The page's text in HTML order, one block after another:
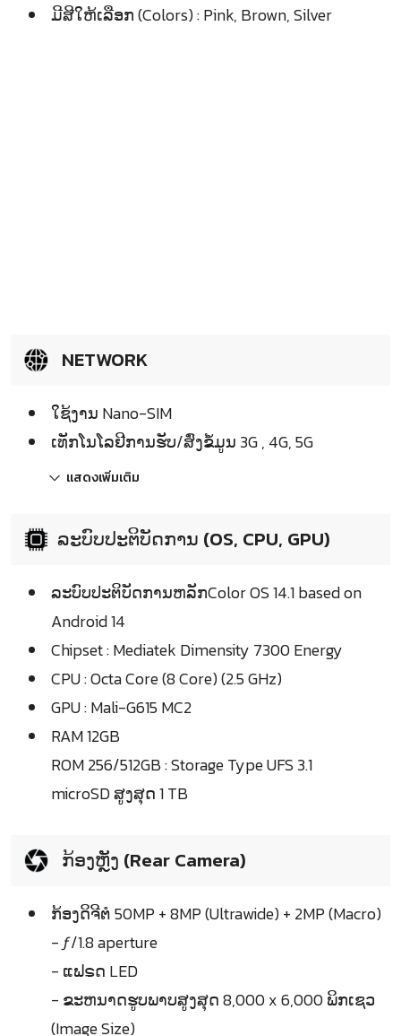
ມີສີໃຫ້ເລືອກ (Colors) : Pink, Brown, Silver
NETWORK
ໃຊ້ງານ Nano-SIM
ເທັກໂນໂລຢີການຮັບ/ສົ່ງຂໍ້ມູນ 3G , 4G, 5G
แสดงเพิ่มเติม
ລະບົບປະຕິບັດການ (OS, CPU, GPU)
ລະບົບປະຕິບັດການຫລັກColor OS 14.1 based on
Android 14
Chipset : Mediatek Dimensity 7300 Energy
CPU : Octa Core (8 Core) (2.5 GHz)
GPU : Mali-G615 MC2
RAM 12GB
ROM 256/512GB : Storage Type UFS 3.1
microSD ສູງສຸດ 1 TB
ກ້ອງຫຼັງ (Rear Camera)
ກ້ອງດິຈີຕໍ 50MP + 8MP (Ultrawide) + 2MP (Macro)
- ƒ/1.8 aperture
- ແຟຣດ LED
- ຂະຫນາດຮູບພາບສູງສຸດ 8,000 x 6,000 ພິກເຊວ
(Image Size)